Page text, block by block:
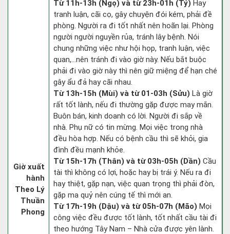
Giờ xuất
hành
Theo Lý
Thuần
Phong
Từ 11h-13h (Ngọ) và từ 23h-01h (Tý) Hay
tranh luận, cãi cọ, gây chuyện đói kém, phải đề
phòng. Người ra đi tốt nhất nên hoãn lại. Phòng
người người nguyền rủa, tránh lây bệnh. Nói
chung những việc như hội họp, tranh luận, việc
quan,…nên tránh đi vào giờ này. Nếu bắt buộc
phải đi vào giờ này thì nên giữ miệng để hạn ché
gây ẩu đả hay cãi nhau.
Từ 13h-15h (Mùi) và từ 01-03h (Sửu) Là giờ
rất tốt lành, nếu đi thường gặp được may mắn.
Buôn bán, kinh doanh có lời. Người đi sắp về
nhà. Phụ nữ có tin mừng. Mọi việc trong nhà
đều hòa hợp. Nếu có bệnh cầu thì sẽ khỏi, gia
đình đều mạnh khỏe.
Từ 15h-17h (Thân) và từ 03h-05h (Dần) Cầu
tài thì không có lợi, hoặc hay bị trái ý. Nếu ra đi
hay thiệt, gặp nạn, việc quan trọng thì phải đòn,
gặp ma quỷ nên cúng tế thì mới an.
Từ 17h-19h (Dậu) và từ 05h-07h (Mão) Mọi
công việc đều được tốt lành, tốt nhất cầu tài đi
theo hướng Tây Nam – Nhà cửa được yên lành.